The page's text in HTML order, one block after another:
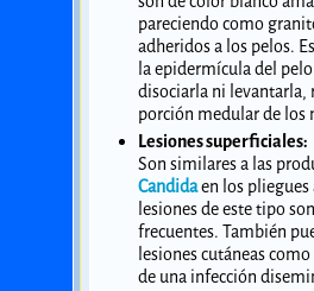
pareciendo como
adheridos a los pelos.
la epidermícula del
disociarla ni levantarla,
porción medular de los
Lesiones superficiales:
Son similares a las
Candidaen los pliegues
lesiones de este tipo
frecuentes. También
lesiones cutáneas
de una infección